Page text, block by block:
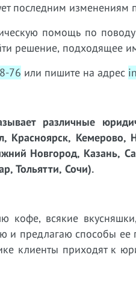
последним изменениям
помощь по
решение, подходящее
76 или пишите на адрес
различные
Красноярск, Кемерово,
Новгород, Казань,
Тольятти, Сочи).
кофе, всякие
и предлагаю способы ее
клиенты приходят к